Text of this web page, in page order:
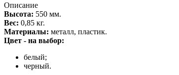
Описание
Высота: 550 мм.
Вес: 0,85 кг.
Материалы: металл, пластик.
Цвет - на выбор:
белый;
черный.